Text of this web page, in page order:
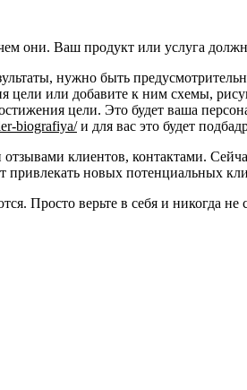
они. Ваш продукт или услуга
нужно быть
или добавите к ним схемы,
цели. Это будет ваша
biografiya/и для вас это будет
клиентов, контактами.
новых потенциальных
Просто верьте в себя и никогда